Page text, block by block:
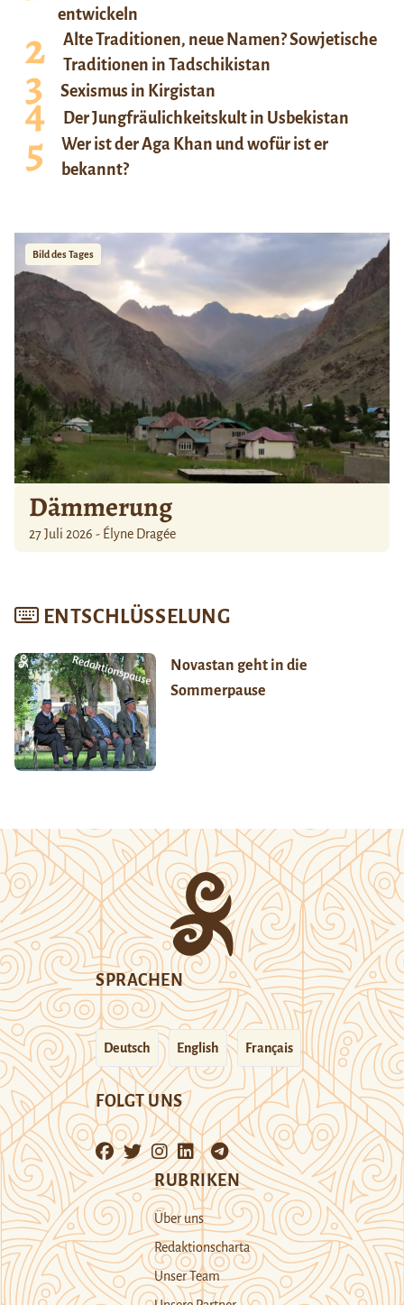
entwickeln
Alte Traditionen, neue Namen? Sowjetische
Traditionen in Tadschikistan
Sexismus in Kirgistan
Der Jungfräulichkeitskult in Usbekistan
Wer ist der Aga Khan und wofür ist er
bekannt?
Bild des Tages
Dämmerung
27 Juli 2026 - Élyne Dragée
ENTSCHLÜSSELUNG
Novastan geht in die
Sommerpause
SPRACHEN
Deutsch English Français
FOLGT UNS
RUBRIKEN
Über uns
Redaktionscharta
Unser Team